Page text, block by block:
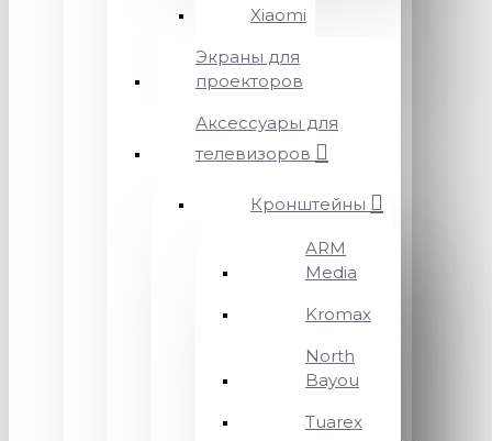
Xiaomi
Экраны для
проекторов
Аксессуары для
телевизоров
Кронштейны
ARM
Media
Kromax
North
Bayou
Tuarex